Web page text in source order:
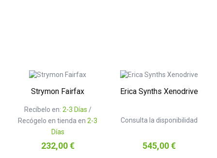
Strymon Fairfax
Recíbelo en: 2-3 Días /
Recógelo en tienda en 2-3
Días
Precio
232,00 €
Erica Synths Xenodrive
Consulta la disponibilidad
Precio
545,00 €